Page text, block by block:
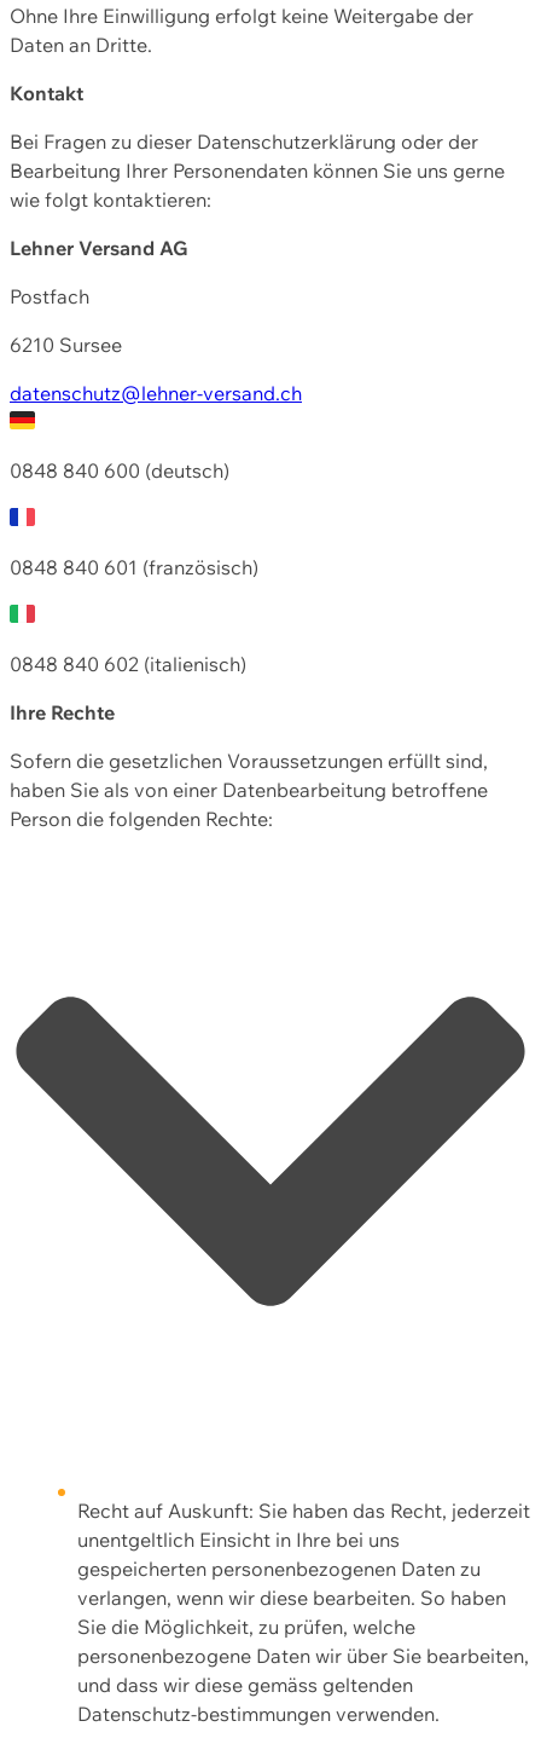
Ohne Ihre Einwilligung erfolgt keine Weitergabe der
Daten an Dritte.
Kontakt
Bei Fragen zu dieser Datenschutzerklärung oder der
Bearbeitung Ihrer Personendaten können Sie uns gerne
wie folgt kontaktieren:
Lehner Versand AG
Postfach
6210 Sursee
datenschutz@lehner-versand.ch
0848 840 600 (deutsch)
0848 840 601 (französisch)
0848 840 602 (italienisch)
Ihre Rechte
Sofern die gesetzlichen Voraussetzungen erfüllt sind,
haben Sie als von einer Datenbearbeitung betroffene
Person die folgenden Rechte:
Recht auf Auskunft: Sie haben das Recht, jederzeit
unentgeltlich Einsicht in Ihre bei uns
gespeicherten personenbezogenen Daten zu
verlangen, wenn wir diese bearbeiten. So haben
Sie die Möglichkeit, zu prüfen, welche
personenbezogene Daten wir über Sie bearbeiten,
und dass wir diese gemäss geltenden
Datenschutz-bestimmungen verwenden.